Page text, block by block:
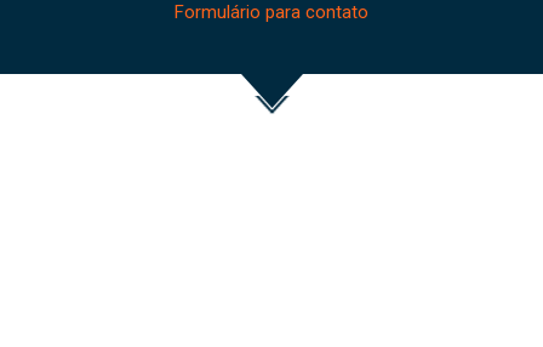
Formulário para contato